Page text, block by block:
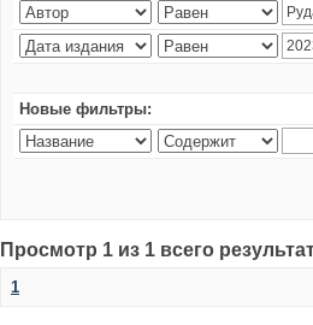
Новые фильтры:
Просмотр 1 из 1 всего
1